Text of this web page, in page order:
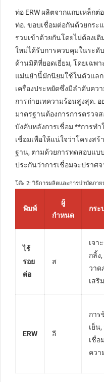
ท่อ ERW ผลิตจากแถบเหล็กต่
ท่อ. ขอบเชื่อมต่อกันด้วยกระ
รวมเข้าด้วยกันโดยไม่ต้องเติ
ใหม่ได้รับการควบคุมในระดั
ด้านมิติที่ยอดเยี่ยม, โดยเฉพ
แม่นยำนี้มักนิยมใช้ในตัวแล
เครื่องประหยัดซึ่งมีลำดับคว
การถ่ายเทความร้อนสูงสุด. อ
มาตรฐานต้องการการตรวจ
บังคับหลังการเชื่อม **การท
เชื่อมเพื่อให้แน่ใจว่าโครงส
ฐาน, ตามด้วยการทดสอบแบ
ประกันว่าการเชื่อมจะปราศ
โต๊ะ 2: วิธีการผลิตและการบำบัดภาย
พิมพ์
ผู้
กำหนด
กระ
ไร้
รอย
ต่อ
ส
เจา
กลิ้ง
วาด
เสริ
ERW อี
การ
เย็น,
เชื่อ
ควา